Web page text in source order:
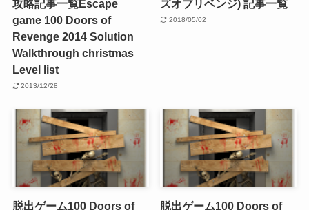
攻略記事一覧Escape
game 100 Doors of
Revenge 2014 Solution
Walkthrough christmas
Level list
2013/12/28
ズオブリベンジ) 記事一覧
2018/05/02
脱出ゲーム100 Doors of
脱出ゲーム100 Doors of